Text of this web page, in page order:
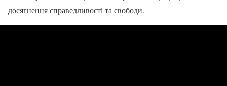
досягнення справедливості та свободи.